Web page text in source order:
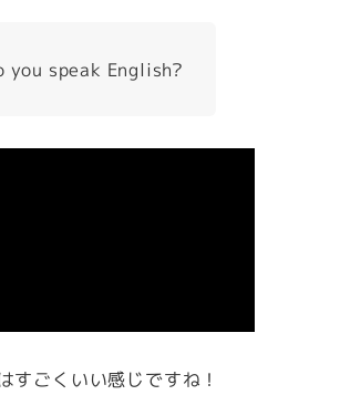
you speak English?
すごくいい感じですね！